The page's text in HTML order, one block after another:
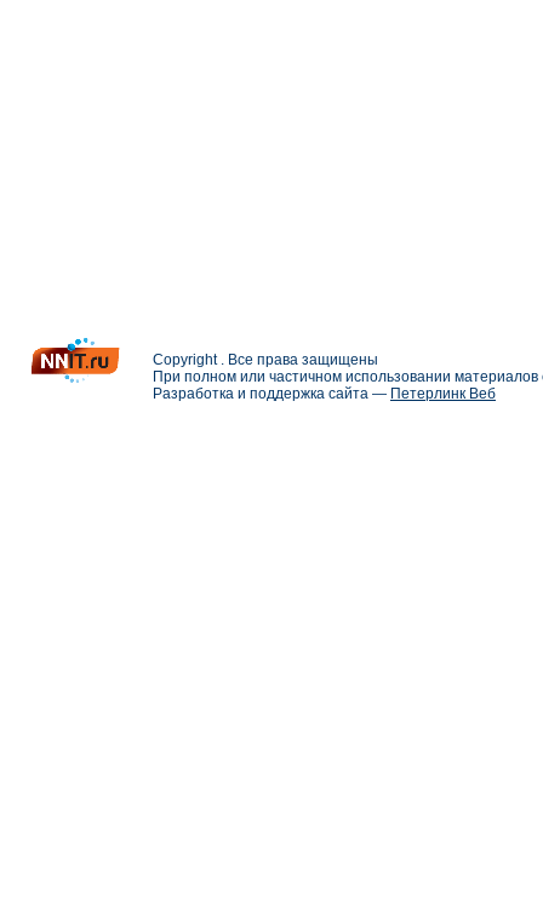
Copyright . Все права защищены
При полном или частичном использовании
Разработка и поддержка сайта — Петерлинк Веб